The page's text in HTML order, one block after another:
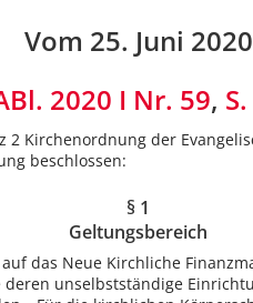
Vom 25. Juni 2020
2020 I Nr. 59,
2 Kirchenordnung der
beschlossen:
§ 1
Geltungsbereich
das Neue Kirchliche
unselbstständige